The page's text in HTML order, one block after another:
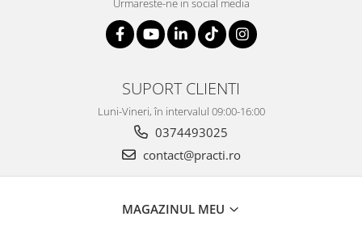
Urmareste-ne in social media
SUPORT CLIENTI
Luni-Vineri, în intervalul 09:00-16:00
0374493025
contact@practi.ro
MAGAZINUL MEU